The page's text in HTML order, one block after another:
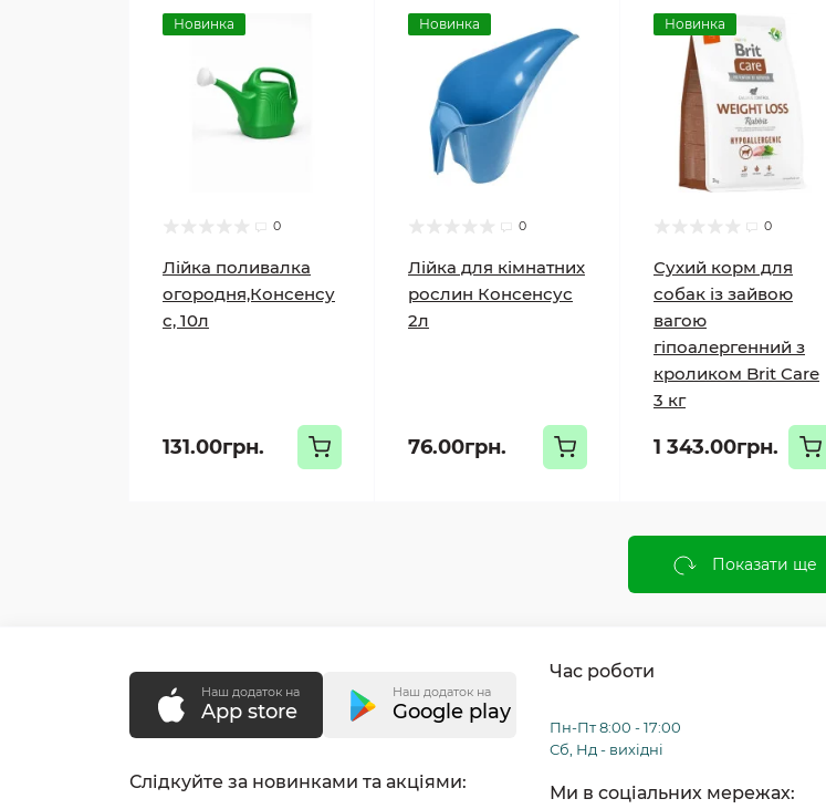
Новинка
0
Лійка поливалка
огородня,Консенсу
с, 10л
131.00грн.
Новинка
0
Лійка для кімнатних
рослин Консенсус
2л
76.00грн.
Новинка
0
Сухий корм для
собак із зайвою
вагою
гіпоалергенний з
кроликом Brit Care
3 кг
1 343.00грн.
Показати ще
Наш додаток на
App store
Наш додаток на
Google play
Слідкуйте за новинками та акціями:
Час роботи
Пн-Пт 8:00 - 17:00
Сб, Нд - вихідні
Ми в соціальних мережах: